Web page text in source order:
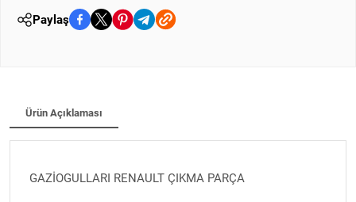
Paylaş
Ürün Açıklaması
GAZİOGULLARI RENAULT ÇIKMA PARÇA